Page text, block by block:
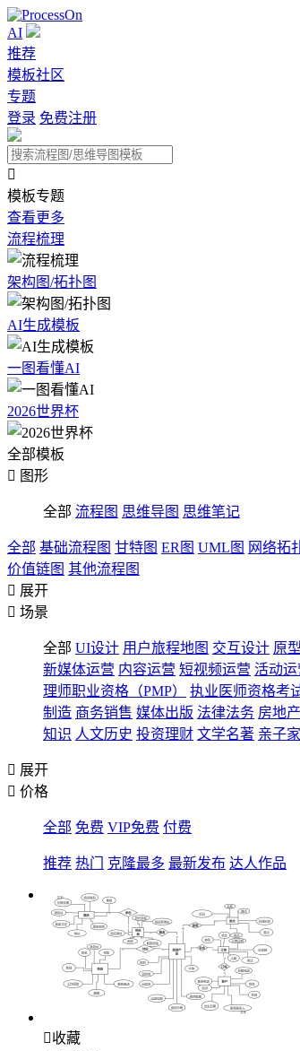
AI
推荐
模板社区
专题
登录 免费注册

模板专题
查看更多
流程梳理
架构图/拓扑图
AI生成模板
一图看懂AI
2026世界杯
全部模板
 图形
全部 流程图 思维导图 思维笔记
全部 基础流程图 甘特图 ER图 UML图 网络拓
价值链图 其他流程图
 展开
 场景
全部 UI设计 用户旅程地图 交互设计 原
新媒体运营 内容运营 短视频运营 活动运
理师职业资格（PMP）
执业医师资格考
制造 商务销售 媒体出版 法律法务 房地
知识 人文历史 投资理财 文学名著 亲子
 展开
 价格
全部 免费 VIP免费 付费
推荐 热门 克隆最多 最新发布 达人作品
收藏